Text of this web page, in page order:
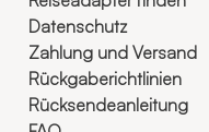
Datenschutz
Zahlung und Versand
Rückgaberichtlinien
Rücksendeanleitung